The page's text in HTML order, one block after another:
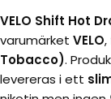
VELO Shift Hot
varumärket VELO
Tobacco).
levereras i ett